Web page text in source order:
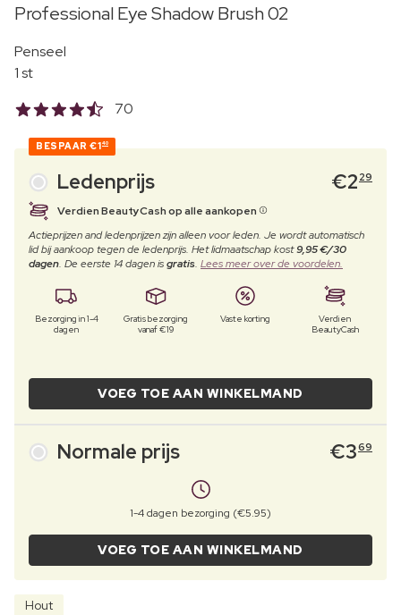
Professional Eye Shadow Brush 02
Penseel
1 st
70
BESPAAR €140
Ledenprijs €2 29
Verdien BeautyCash op alle aankopen
Actieprijzen and ledenprijzen zijn alleen voor leden. Je wordt automatisch
lid bij aankoop tegen de ledenprijs. Het lidmaatschap kost9,95 €/30
dagen. De eerste 14 dagen isgratis. Lees meer over de voordelen.
Bezorging in 1-4
dagen
Gratis bezorging
vanaf €19
Vaste korting
Verdien
BeautyCash
VOEG TOE AAN WINKELMAND
Normale prijs €369
1-4 dagen bezorging (€5.95)
VOEG TOE AAN WINKELMAND
Hout